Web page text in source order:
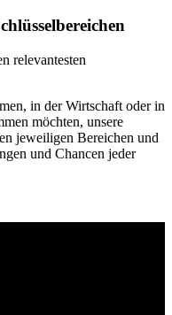
relevantesten
in der Wirtschaft oder in
möchten, unsere
jeweiligen Bereichen und
und Chancen jeder